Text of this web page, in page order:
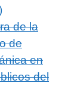
de la
de
en
del